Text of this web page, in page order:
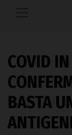
COVID
BASTA